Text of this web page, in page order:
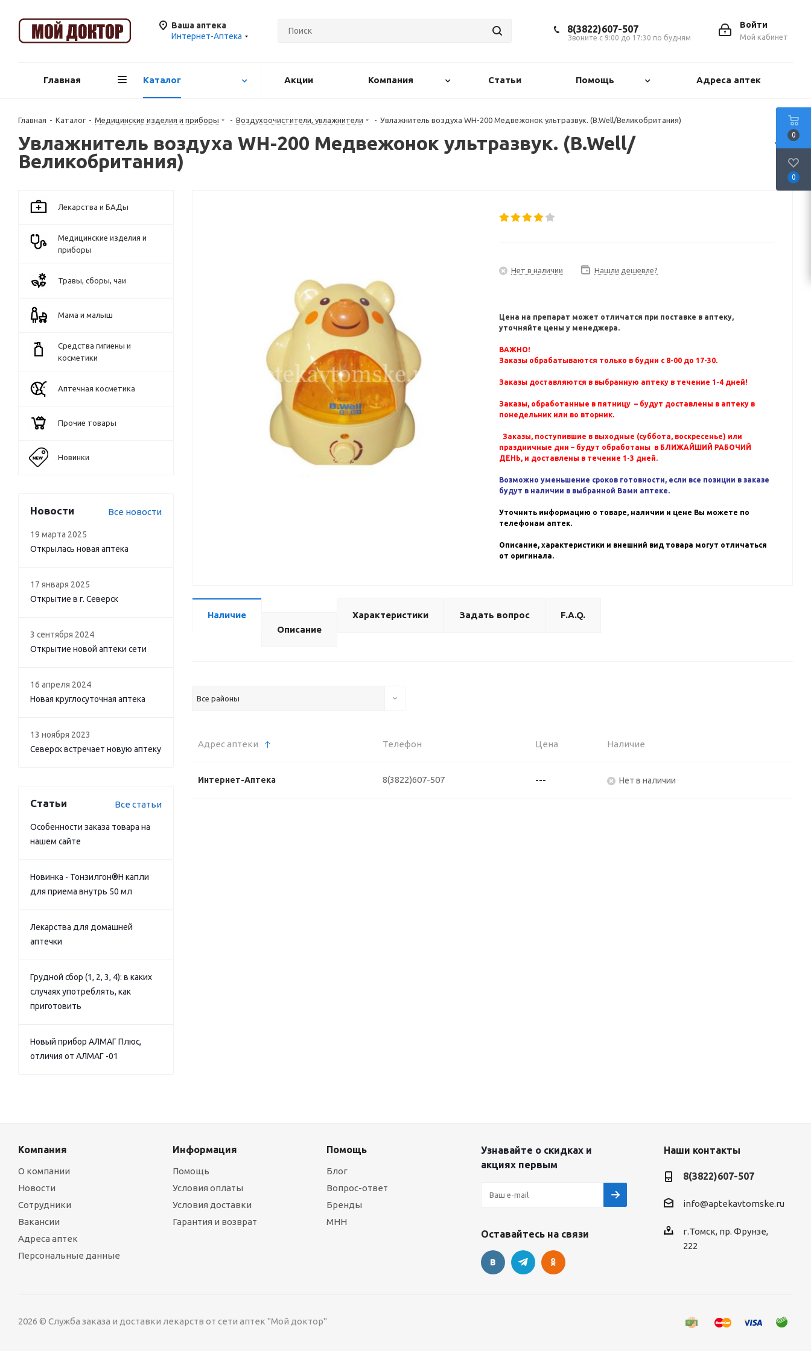
Ваша аптека
Интернет-Аптека
Войти
Мой кабинет
8(3822)607-507
Звоните с 9:00 до 17:30 по будням
Главная Каталог Акции Компания Статьи Помощь Адреса аптек
Главная - Каталог - Медицинские изделия и приборы - Воздухоочистители, увлажнители - Увлажнитель воздуха WH-200 Медвежонок ультразвук. (B.Well/Великобритания)
Увлажнитель воздуха WH-200 Медвежонок ультразвук. (B.Well/
Великобритания)
Нет в наличии Нашли дешевле?
Цена на препарат может отличатся при поставке в аптеку,
уточняйте цены у менеджера.
ВАЖНО!
Заказы обрабатываются только в будни с 8-00 до 17-30.
Заказы доставляются в выбранную аптеку в течение 1-4 дней!
Заказы, обработанные в пятницу – будут доставлены в аптеку в
понедельник или во вторник.
Заказы, поступившие в выходные (суббота, воскресенье) или
праздничные дни – будут обработаны в БЛИЖАЙШИЙ РАБОЧИЙ
ДЕНЬ, и доставлены в течение 1-3 дней.
Возможно уменьшение сроков готовности, если все позиции в заказе
будут в наличии в выбранной Вами аптеке.
Уточнить информацию о товаре, наличии и цене Вы можете по
телефонам аптек.
Описание, характеристики и внешний вид товара могут отличаться
от оригинала.
Наличие
Описание
Характеристики Задать вопрос F.A.Q.
Все районы
Адрес аптеки Телефон Цена Наличие
Интернет-Аптека 8(3822)607-507 --- Нет в наличии
Лекарства и БАДы
Медицинские изделия и
приборы
Травы, сборы, чаи
Мама и малыш
Средства гигиены и
косметики
Аптечная косметика
Прочие товары
Новинки
Новости Все новости
19 марта 2025
Открылась новая аптека
17 января 2025
Открытие в г. Северск
3 сентября 2024
Открытие новой аптеки сети
16 апреля 2024
Новая круглосуточная аптека
13 ноября 2023
Северск встречает новую аптеку
Статьи Все статьи
Особенности заказа товара на
нашем сайте
Новинка - Тонзилгон®Н капли
для приема внутрь 50 мл
Лекарства для домашней
аптечки
Грудной сбор (1, 2, 3, 4): в каких
случаях употреблять, как
приготовить
Новый прибор АЛМАГ Плюс,
отличия от АЛМАГ -01
Компания
О компании
Новости
Сотрудники
Вакансии
Адреса аптек
Персональные данные
Информация
Помощь
Условия оплаты
Условия доставки
Гарантия и возврат
Помощь
Блог
Вопрос-ответ
Бренды
МНН
Узнавайте о скидках и
акциях первым
Оставайтесь на связи
Наши контакты
8(3822)607-507
info@aptekavtomske.ru
г.Томск, пр. Фрунзе,
222
2026 © Служба заказа и доставки лекарств от сети аптек "Мой доктор"
0
0